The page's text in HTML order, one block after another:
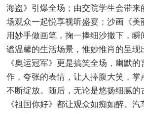
海盗》引爆全场；由交院学生会带来
场观众一起悦享视听盛宴；沙画《美
用妙手做画笔，掬一捧细沙撒下，瞬
谧温馨的生活场景，惟妙惟肖的呈现
《奥运冠军》更是搞笑全场，幽默
作，夸张的表情，让人捧腹大笑，掌
不断绽放。随后，无论是悠扬细腻的
《祖国你好》都让观众如痴如醉。